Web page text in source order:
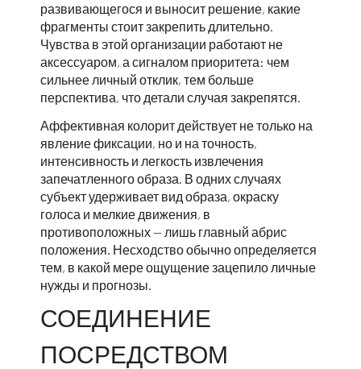
развивающегося и выносит решение, какие
фрагменты стоит закрепить длительно.
Чувства в этой организации работают не
аксессуаром, а сигналом приоритета: чем
сильнее личный отклик, тем больше
перспектива, что детали случая закрепятся.
Аффективная колорит действует не только на
явление фиксации, но и на точность,
интенсивность и легкость извлечения
запечатленного образа. В одних случаях
субъект удерживает вид образа, окраску
голоса и мелкие движения, в
противоположных — лишь главный абрис
положения. Несходство обычно определяется
тем, в какой мере ощущение зацепило личные
нужды и прогнозы.
СОЕДИНЕНИЕ
ПОСРЕДСТВОМ